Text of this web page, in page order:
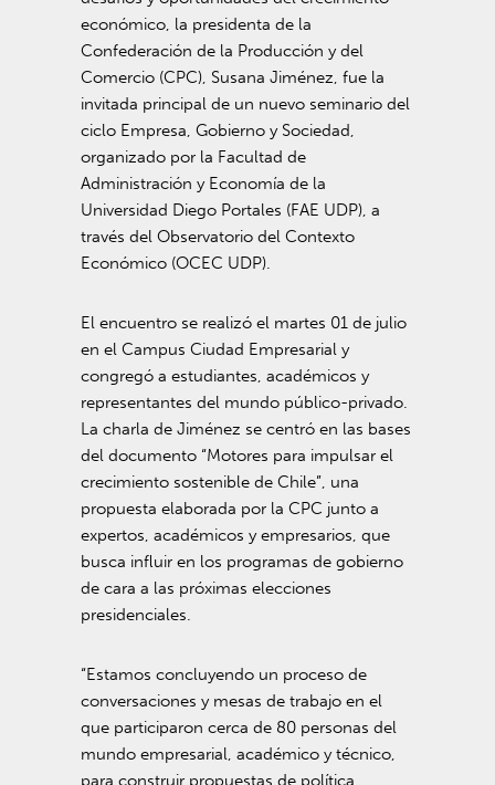
económico, la presidenta de la
Confederación de la Producción y del
Comercio (CPC), Susana Jiménez, fue la
invitada principal de un nuevo seminario del
ciclo Empresa, Gobierno y Sociedad,
organizado por la Facultad de
Administración y Economía de la
Universidad Diego Portales (FAE UDP), a
través del Observatorio del Contexto
Económico (OCEC UDP).
El encuentro se realizó el martes 01 de julio
en el Campus Ciudad Empresarial y
congregó a estudiantes, académicos y
representantes del mundo público-privado.
La charla de Jiménez se centró en las bases
del documento “Motores para impulsar el
crecimiento sostenible de Chile”, una
propuesta elaborada por la CPC junto a
expertos, académicos y empresarios, que
busca influir en los programas de gobierno
de cara a las próximas elecciones
presidenciales.
“Estamos concluyendo un proceso de
conversaciones y mesas de trabajo en el
que participaron cerca de 80 personas del
mundo empresarial, académico y técnico,
para construir propuestas de política